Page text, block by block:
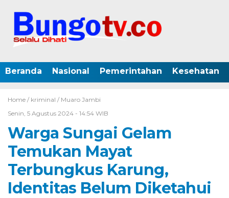
Beranda Nasional Pemerintahan Kesehatan
Home / kriminal / Muaro Jambi
Senin, 5 Agustus 2024 - 14:54 WIB
Warga Sungai Gelam
Temukan Mayat
Terbungkus Karung,
Identitas Belum Diketahui